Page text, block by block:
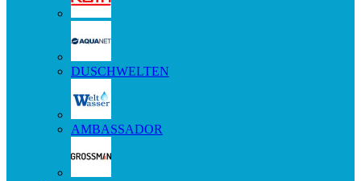
DUSCHWELTEN
AMBASSADOR